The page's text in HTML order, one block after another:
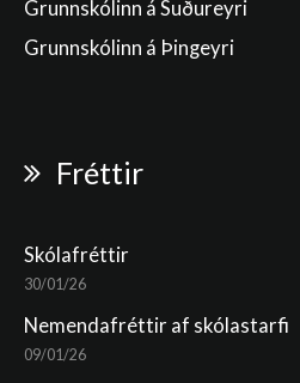
Grunnskólinn á Suðureyri
Grunnskólinn á Þingeyri
Fréttir
Skólafréttir
30/01/26
Nemendafréttir af skólastarfi
09/01/26